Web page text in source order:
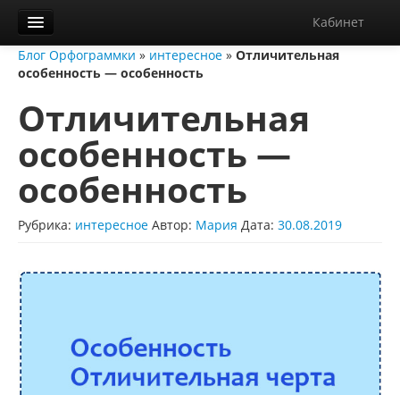
Кабинет
Орфограммка
Блог
О нас
Контакты
Справка
Диктанты
Блог Орфограммки » интересное » Отличительная
особенность — особенность
Отличительная
особенность —
особенность
Рубрика: интересное Автор: Мария Дата: 30.08.2019